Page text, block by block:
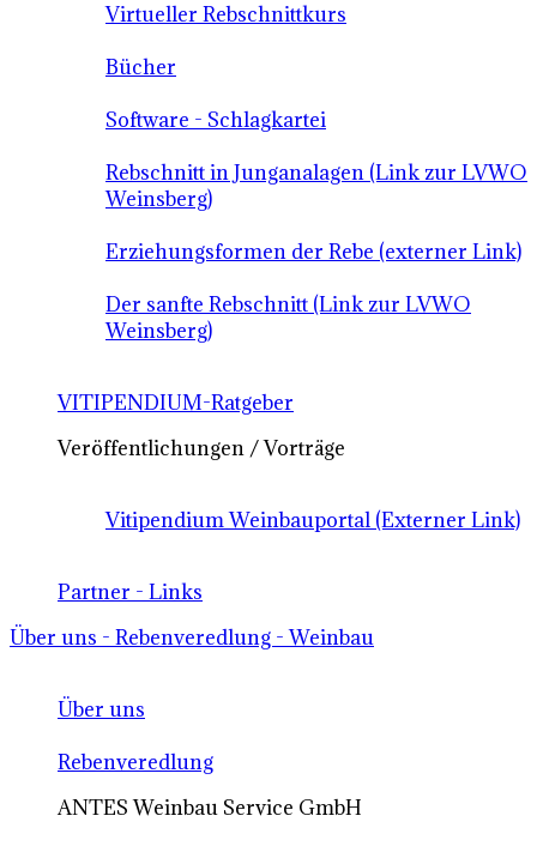
Virtueller Rebschnittkurs
Bücher
Software - Schlagkartei
Rebschnitt in Junganalagen (Link zur LVWO
Weinsberg)
Erziehungsformen der Rebe (externer Link)
Der sanfte Rebschnitt (Link zur LVWO
Weinsberg)
VITIPENDIUM-Ratgeber
Veröffentlichungen / Vorträge
Vitipendium Weinbauportal (Externer Link)
Partner - Links
Über uns - Rebenveredlung - Weinbau
Über uns
Rebenveredlung
ANTES Weinbau Service GmbH